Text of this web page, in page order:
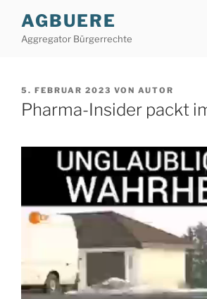
Inhalt
springen
AGBUERE
Aggregator Bürgerrechte
VERÖFFENTLICHT
AM
5. FEBRUAR 2023 VON AUTOR
Pharma-Insider packt